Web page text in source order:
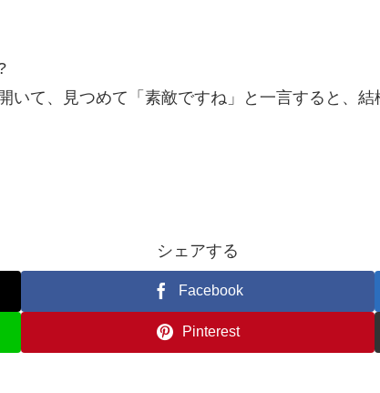
て、見つめて「素敵ですね」と一言すると、結
シェアする
Facebook
Pinterest